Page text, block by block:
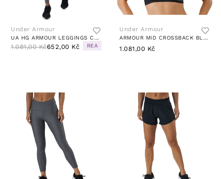
Under Armour
UA HG ARMOUR LEGGINGS CARBON HEATHER
1.081,00 Kč652,00 Kč REA
Under Armour
ARMOUR MID CROSSBACK BLACK
1.081,00 Kč